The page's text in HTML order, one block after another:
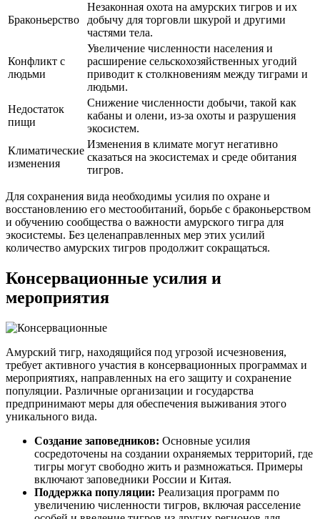
Браконьерство
Незаконная охота на амурских тигров и их
добычу для торговли шкурой и другими
частями тела.
Конфликт с
людьми
Увеличение численности населения и
расширение сельскохозяйственных угодий
приводит к столкновениям между тиграми и
людьми.
Недостаток
пищи
Снижение численности добычи, такой как
кабаны и олени, из-за охоты и разрушения
экосистем.
Климатические
изменения
Изменения в климате могут негативно
сказаться на экосистемах и среде обитания
тигров.
Для сохранения вида необходимы усилия по охране и
восстановлению его местообитаний, борьбе с браконьерством
и обучению сообщества о важности амурского тигра для
экосистемы. Без целенаправленных мер этих усилий
количество амурских тигров продолжит сокращаться.
Консервационные усилия и
мероприятия
Амурский тигр, находящийся под угрозой исчезновения,
требует активного участия в консервационных программах и
мероприятиях, направленных на его защиту и сохранение
популяции. Различные организации и государства
предпринимают меры для обеспечения выживания этого
уникального вида.
Создание заповедников: Основные усилия
сосредоточены на создании охраняемых территорий, где
тигры могут свободно жить и размножаться. Примеры
включают заповедники России и Китая.
Поддержка популяции: Реализация программ по
увеличению численности тигров, включая расселение